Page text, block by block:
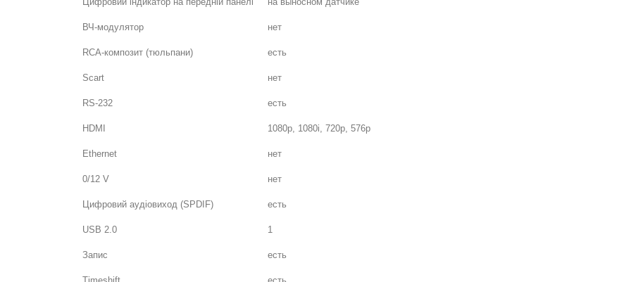
ВЧ-модулятор нет
RCA-композит (тюльпани) есть
Scart нет
RS-232 есть
HDMI 1080p, 1080i, 720p, 576p
Ethernet нет
0/12 V нет
Цифровий аудіовиход (SPDIF) есть
USB 2.0 1
Запис есть